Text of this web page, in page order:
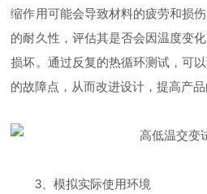
缩作用可能会导致材料的疲劳和损
的耐久性，评估其是否会因温度变
损坏。通过反复的热循环测试，可
的故障点，从而改进设计，提高产品
3、模拟实际使用环境